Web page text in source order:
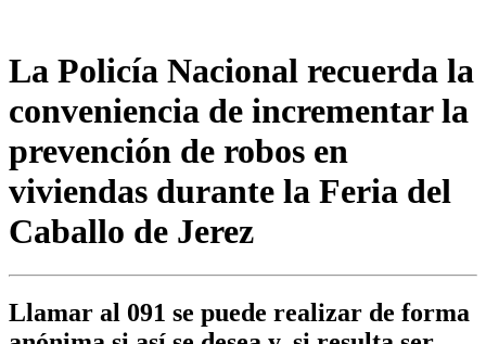
La Policía Nacional recuerda la
conveniencia de incrementar la
prevención de robos en
viviendas durante la Feria del
Caballo de Jerez
Llamar al 091 se puede realizar de forma